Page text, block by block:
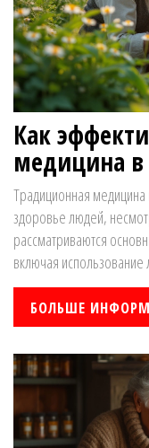
Как
медицина
Традиционная
здоровье людей,
рассматриваются
включая
Освещается вопрос их
влияние на
лучших практиках
найдут полезные советы.
БОЛЬШЕ